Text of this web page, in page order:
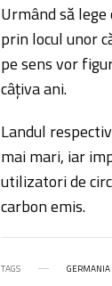
Urmând să
prin locul unor
pe sens vor
câțiva ani.
Landul
mai mari, iar
utilizatori de
carbon emis.
TAGS GERMANIA